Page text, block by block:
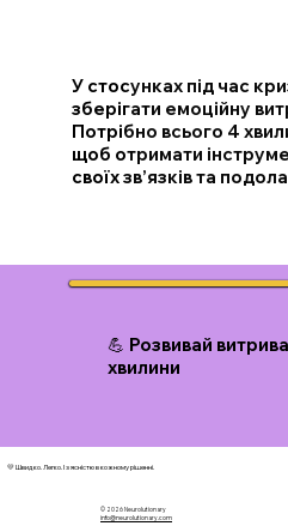
У стосунках під час
зберігати емоційну
Потрібно всього 4
щоб отримати
своїх зв’язків та
💪 Розвивай
хвилини
💛 Швидко. Легко. І з ясністю в кожному рішенні.
© 2026 Neurolutionary
info@neurolutionary.com